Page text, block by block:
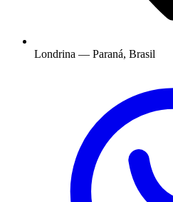
Londrina — Paraná, Brasil